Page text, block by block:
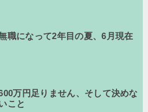
職になって2年目の夏、6月現在
万円足りません、そして決めな
こと